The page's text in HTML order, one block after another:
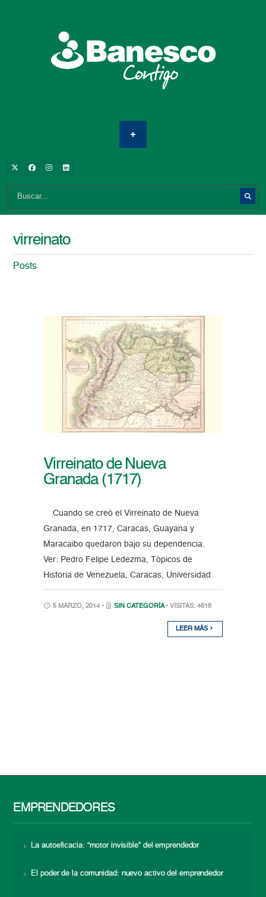
virreinato
Posts
Virreinato de Nueva
Granada (1717)
Cuando se creó el Virreinato de Nueva
Granada, en 1717, Caracas, Guayana y
Maracaibo quedaron bajo su dependencia.
Ver: Pedro Felipe Ledezma, Tópicos de
Historia de Venezuela, Caracas, Universidad
5 MARZO, 2014 • SIN CATEGORÍA • VISITAS: 4618
LEER MÁS
EMPRENDEDORES
La autoeficacia: “motor invisible” del emprendedor
El poder de la comunidad: nuevo activo del emprendedor